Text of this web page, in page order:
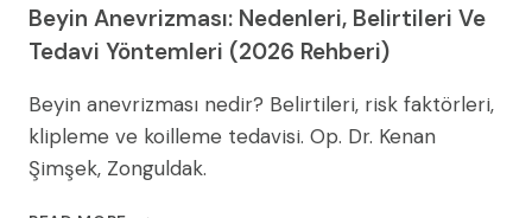
Beyin Anevrizması: Nedenleri, Belirtileri Ve
Tedavi Yöntemleri (2026 Rehberi)
Beyin anevrizması nedir? Belirtileri, risk faktörleri,
klipleme ve koilleme tedavisi. Op. Dr. Kenan
Şimşek, Zonguldak.